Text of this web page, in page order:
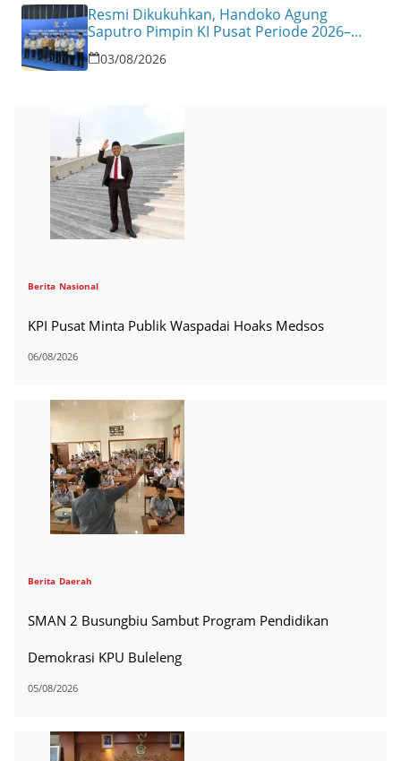
Resmi Dikukuhkan, Handoko Agung
Saputro Pimpin KI Pusat Periode 2026–
2030
03/08/2026
Berita Nasional
KPI Pusat Minta Publik Waspadai Hoaks Medsos
06/08/2026
Berita Daerah
SMAN 2 Busungbiu Sambut Program Pendidikan
Demokrasi KPU Buleleng
05/08/2026